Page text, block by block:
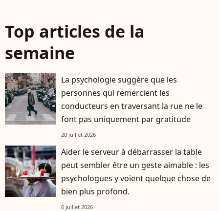
Top articles de la
semaine
La psychologie suggère que les
personnes qui remercient les
conducteurs en traversant la rue ne le
font pas uniquement par gratitude
20 juillet 2026
Aider le serveur à débarrasser la table
peut sembler être un geste aimable : les
psychologues y voient quelque chose de
bien plus profond.
6 juillet 2026